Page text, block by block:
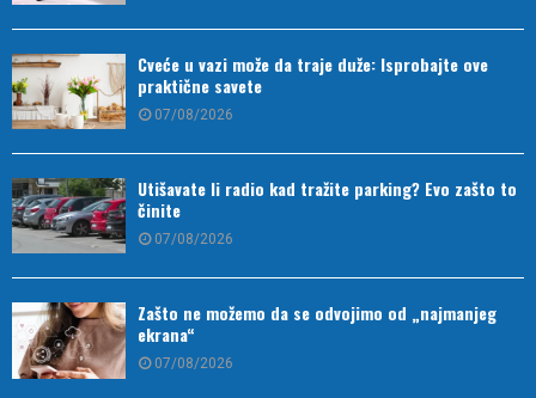
Cveće u vazi može da traje duže: Isprobajte ove
praktične savete
07/08/2026
Utišavate li radio kad tražite parking? Evo zašto to
činite
07/08/2026
Zašto ne možemo da se odvojimo od „najmanjeg
ekrana“
07/08/2026